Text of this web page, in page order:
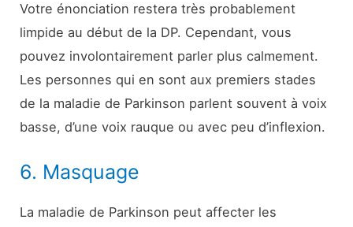
Votre énonciation restera très probablement
limpide au début de la DP. Cependant, vous
pouvez involontairement parler plus calmement.
Les personnes qui en sont aux premiers stades
de la maladie de Parkinson parlent souvent à voix
basse, d’une voix rauque ou avec peu d’inflexion.
6. Masquage
La maladie de Parkinson peut affecter les